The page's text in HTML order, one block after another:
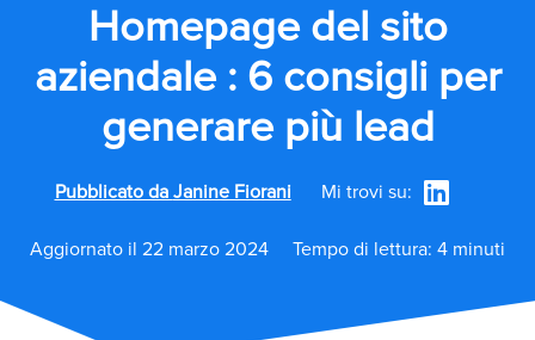
Homepage del sito
aziendale : 6 consigli per
generare più lead
Pubblicato da Janine Fiorani Mi trovi su:
Aggiornato il 22 marzo 2024 Tempo di lettura: 4 minuti